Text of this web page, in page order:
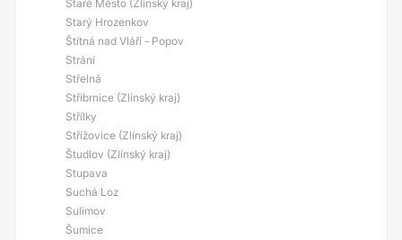
Staré Město (Zlínský kraj)
Starý Hrozenkov
Štítná nad Vláří - Popov
Strání
Střelná
Stříbrnice (Zlínský kraj)
Střílky
Střížovice (Zlínský kraj)
Študlov (Zlínský kraj)
Stupava
Suchá Loz
Sulimov
Šumice